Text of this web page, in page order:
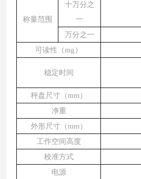
称量范围
十万分之
一
万分之一
可读性（mg）
稳定时间
秤盘尺寸（mm）
净重
外形尺寸（mm）
工作空间高度
校准方式
电源